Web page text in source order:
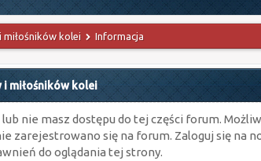
kolei Informacja
miłośników kolei
nie masz dostępu do tej części forum.
zarejestrowano się na forum. Zaloguj się na
do oglądania tej strony.